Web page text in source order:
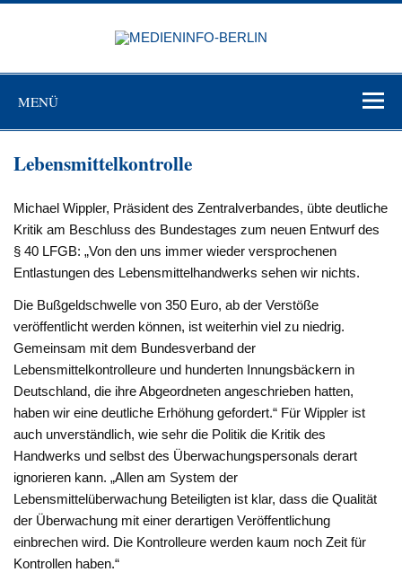
Zum
MENÜ
Lebensmittelkontrolle
Michael Wippler, Präsident des Zentralverbandes, übte deutliche
Kritik am Beschluss des Bundestages zum neuen Entwurf des
§ 40 LFGB: „Von den uns immer wieder versprochenen
Entlastungen des Lebensmittelhandwerks sehen wir nichts.
Die Bußgeldschwelle von 350 Euro, ab der Verstöße
veröffentlicht werden können, ist weiterhin viel zu niedrig.
Gemeinsam mit dem Bundesverband der
Lebensmittelkontrolleure und hunderten Innungsbäckern in
Deutschland, die ihre Abgeordneten angeschrieben hatten,
haben wir eine deutliche Erhöhung gefordert.“ Für Wippler ist
auch unverständlich, wie sehr die Politik die Kritik des
Handwerks und selbst des Überwachungspersonals derart
ignorieren kann. „Allen am System der
Lebensmittelüberwachung Beteiligten ist klar, dass die Qualität
der Überwachung mit einer derartigen Veröffentlichung
einbrechen wird. Die Kontrolleure werden kaum noch Zeit für
Kontrollen haben.“